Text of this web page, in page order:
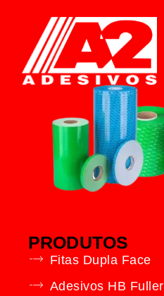
PRODUTOS
Fitas Dupla Face
Adesivos HB Fuller